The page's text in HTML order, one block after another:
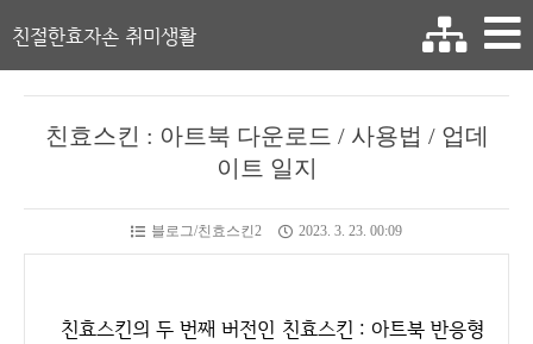
친절한효자손 취미생활
친효스킨 : 아트북 다운로드 / 사용법 / 업데
이트 일지
블로그/친효스킨2 2023. 3. 23. 00:09
친효스킨의 두 번째 버전인 친효스킨 : 아트북 반응형